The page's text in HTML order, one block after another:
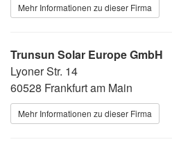
Mehr Informationen zu dieser Firma
Trunsun Solar Europe GmbH
Lyoner Str. 14
60528 Frankfurt am Main
Mehr Informationen zu dieser Firma